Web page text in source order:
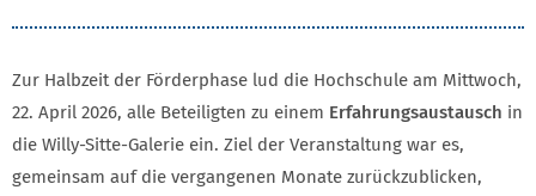
Zur Halbzeit der Förderphase lud die Hochschule am Mittwoch,
22. April 2026, alle Beteiligten zu einem Erfahrungsaustausch in
die Willy-Sitte-Galerie ein. Ziel der Veranstaltung war es,
gemeinsam auf die vergangenen Monate zurückzublicken,